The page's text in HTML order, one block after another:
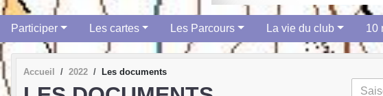
Participer Les cartes Les Parcours La vie du club 10
Accueil 2022 Les documents